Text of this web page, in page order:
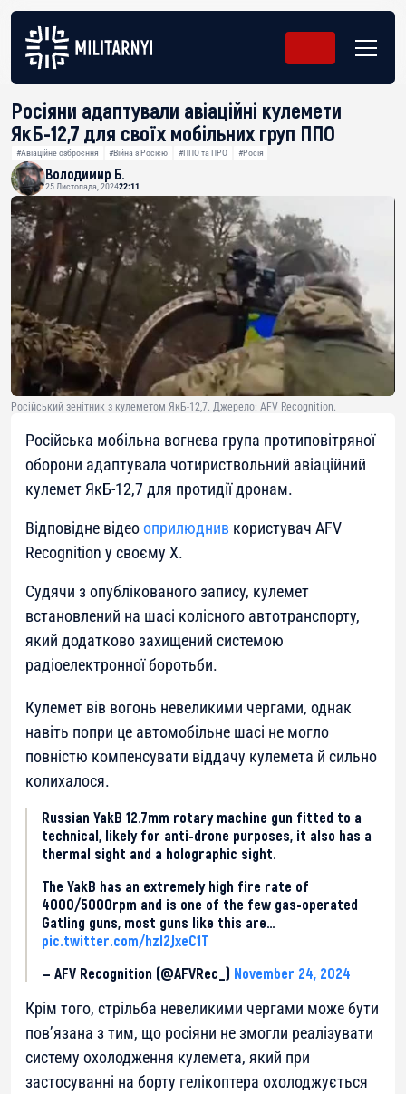
Росіяни адаптували авіаційні кулемети
ЯкБ-12,7 для своїх мобільних груп ППО
#Авіаційне озброєння #Війна з Росією #ППО та ПРО #Росія
Володимир Б.
25 Листопада, 202422:11
Російський зенітник з кулеметом ЯкБ-12,7. Джерело: AFV Recognition.
Російська мобільна вогнева група протиповітряної
оборони адаптувала чотириствольний авіаційний
кулемет ЯкБ-12,7 для протидії дронам.
Відповідне відеооприлюднив користувач AFV
Recognition у своєму Х.
Судячи з опублікованого запису, кулемет
встановлений на шасі колісного автотранспорту,
який додатково захищений системою
радіоелектронної боротьби.
Кулемет вів вогонь невеликими чергами, однак
навіть попри це автомобільне шасі не могло
повністю компенсувати віддачу кулемета й сильно
колихалося.
Russian YakB 12.7mm rotary machine gun fitted to a
technical, likely for anti-drone purposes, it also has a
thermal sight and a holographic sight.
The YakB has an extremely high fire rate of
4000/5000rpm and is one of the few gas-operated
Gatling guns, most guns like this are…
pic.twitter.com/hzl2JxeC1T
— AFV Recognition (@AFVRec_) November 24, 2024
Крім того, стрільба невеликими чергами може бути
пов’язана з тим, що росіяни не змогли реалізувати
систему охолодження кулемета, який при
застосуванні на борту гелікоптера охолоджується